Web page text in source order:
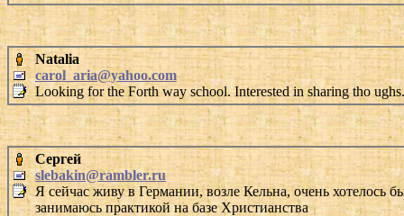
Natalia
carol_aria@yahoo.com
Looking for the Forth way school. Interested in sharing tho ughs.
Сергей
slebakin@rambler.ru
Я сейчас живу в Германии, возле Кельна, очень
занимаюсь практикой на базе Христианства